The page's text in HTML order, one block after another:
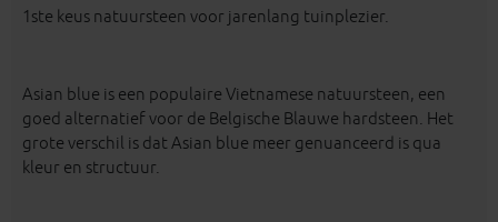
1ste keus natuursteen voor jarenlang tuinplezier.
Asian blue is een populaire Vietnamese natuursteen, een
goed alternatief voor de Belgische Blauwe hardsteen. Het
grote verschil is dat Asian blue meer genuanceerd is qua
kleur en structuur.